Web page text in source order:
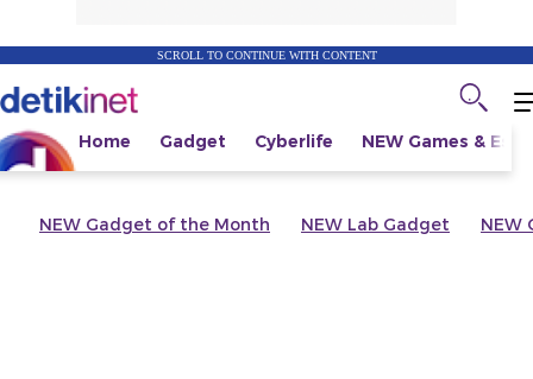
SCROLL TO CONTINUE WITH CONTENT
Home Gadget Cyberlife NEW Games &
NEW Gadget of the Month NEW Lab Gadget NEW